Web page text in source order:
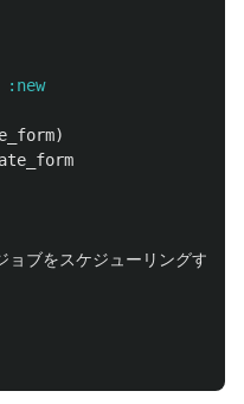
:new
)
ョブをスケジューリングする